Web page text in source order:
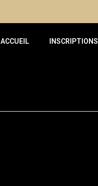
ACCUEIL INSCRIPTIONS